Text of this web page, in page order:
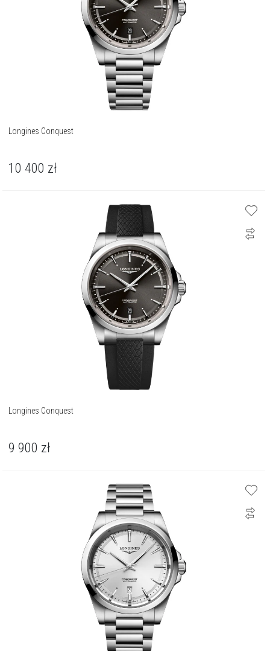
Longines Conquest
10 400 zł
Longines Conquest
9 900 zł